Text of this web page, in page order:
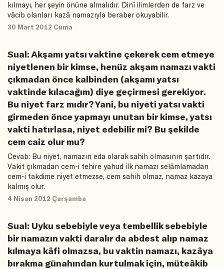
kılmayı, her şeyin önüne almalıdır. Dinî ilimlerden de farz ve
vâcib olanları kazâ namazıyla beraber okuyabilir.
30 Mart 2012 Cuma
Sual: Akşamı yatsı vaktine çekerek cem etmeye
niyetlenen bir kimse, henüz akşam namazı vakti
çıkmadan önce kalbinden (akşamı yatsı
vaktinde kılacağım) diye geçirmesi gerekiyor.
Bu niyet farz mıdır? Yani, bu niyeti yatsı vakti
girmeden önce yapmayı unutan bir kimse, yatsı
vakti hatırlasa, niyet edebilir mi? Bu şekilde
cem caiz olur mu?
Cevab: Bu niyet, namazın eda olarak sahih olmasının şartıdır.
Vakit çıkmadan cem-i tehire yahud ilk namazı selâmlamadan
cem-i takdime niyet etmezse, cem sahih olmaz, namaz kazaya
kalmış olur.
4 Nisan 2012 Çarşamba
Sual: Uyku sebebiyle veya tembellik sebebiyle
bir namazın vakti daralır da abdest alıp namaz
kılmaya kâfi olmazsa, bu vaktin namazı, kazâya
bırakma günahından kurtulmak için, müteâkib